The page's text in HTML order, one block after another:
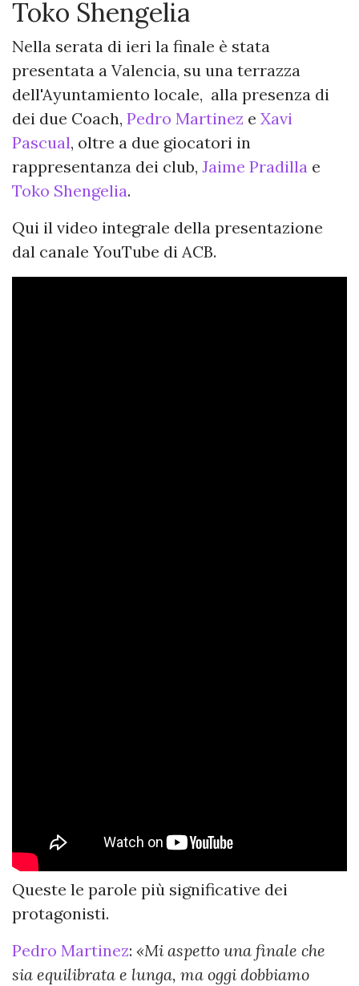
Toko Shengelia
Nella serata di ieri la finale è stata
presentata a Valencia, su una terrazza
dell'Ayuntamiento locale, alla presenza di
dei due Coach, Pedro Martinez e Xavi
Pascual, oltre a due giocatori in
rappresentanza dei club, Jaime Pradilla e
Toko Shengelia.
Qui il video integrale della presentazione
dal canale YouTube di ACB.
Queste le parole più significative dei
protagonisti.
Pedro Martinez: «Mi aspetto una finale che
sia equilibrata e lunga, ma oggi dobbiamo